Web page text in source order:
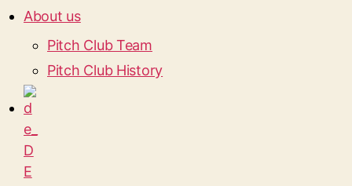
About us
Pitch Club Team
Pitch Club History